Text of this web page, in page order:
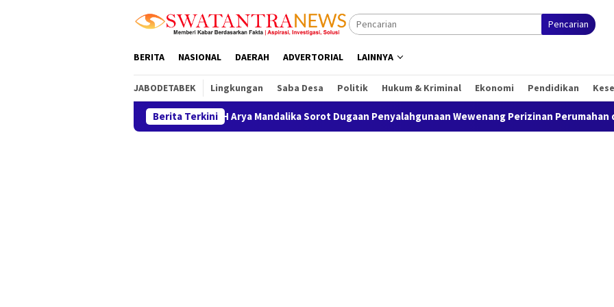
Pencarian
BERITA NASIONAL DAERAH ADVERTORIAL LAINNYA
JABODETABEK Lingkungan Saba Desa Politik Hukum & Kriminal Ekonomi Pendidikan
Berita Terkini
LBH Arya Mandalika Sorot Dugaan Penyalahgunaan Wewenang Perizinan Perumahan di Karawang,